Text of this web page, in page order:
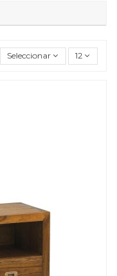
Seleccionar 12